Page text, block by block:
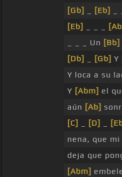
[Gb]
[Eb]
[Eb]
_ _ _ Un [Bb]
[Db]
[Gb] Y
Y loca a su
Y [Abm] el
aún [Ab]
[C]
[D]
nena, que mi
deja que
[Abm]